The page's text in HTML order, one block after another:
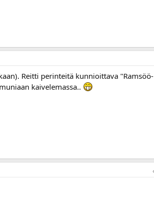
Reitti perinteitä kunnioittava "Ramsöö-
kaivelemassa..